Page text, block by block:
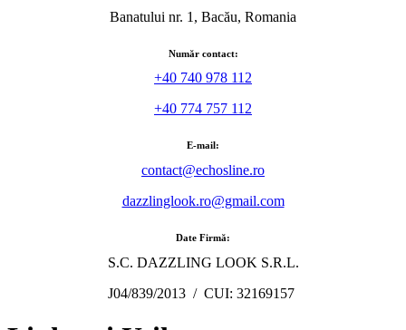
Banatului nr. 1, Bacău, Romania
Număr contact:
+40 740 978 112
+40 774 757 112
E-mail:
contact@echosline.ro
dazzlinglook.ro@gmail.com
Date Firmă:
S.C. DAZZLING LOOK S.R.L.
J04/839/2013 / CUI: 32169157